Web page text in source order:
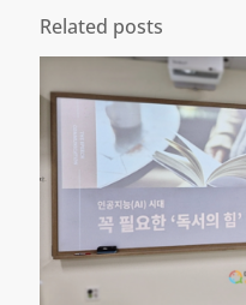
Related posts